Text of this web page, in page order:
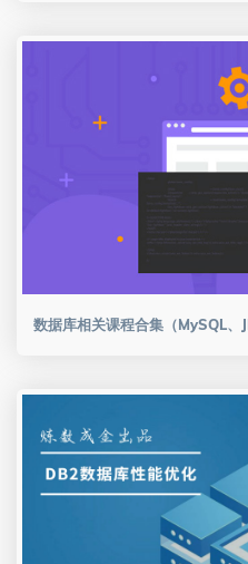
数据库相关课程合集（MySQL、